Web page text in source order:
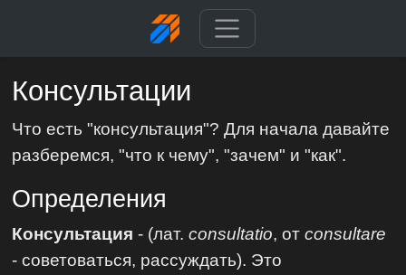
Консультации
Что есть "консультация"? Для начала давайте
разберемся, "что к чему", "зачем" и "как".
Определения
Консультация - (лат.consultatio, отconsultare
- советоваться, рассуждать). Это